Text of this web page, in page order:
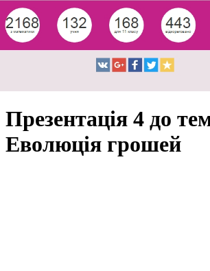
Презентація 4 до
Еволюція грошей